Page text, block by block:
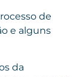
de
e alguns
da